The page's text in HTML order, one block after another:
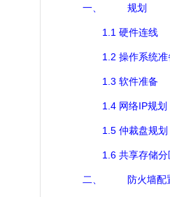
一、 规划
1.1 硬件连线
1.2 操作系统准
1.3 软件准备
1.4 网络IP规划
1.5 仲裁盘规划
1.6 共享存储分
二、 防火墙配